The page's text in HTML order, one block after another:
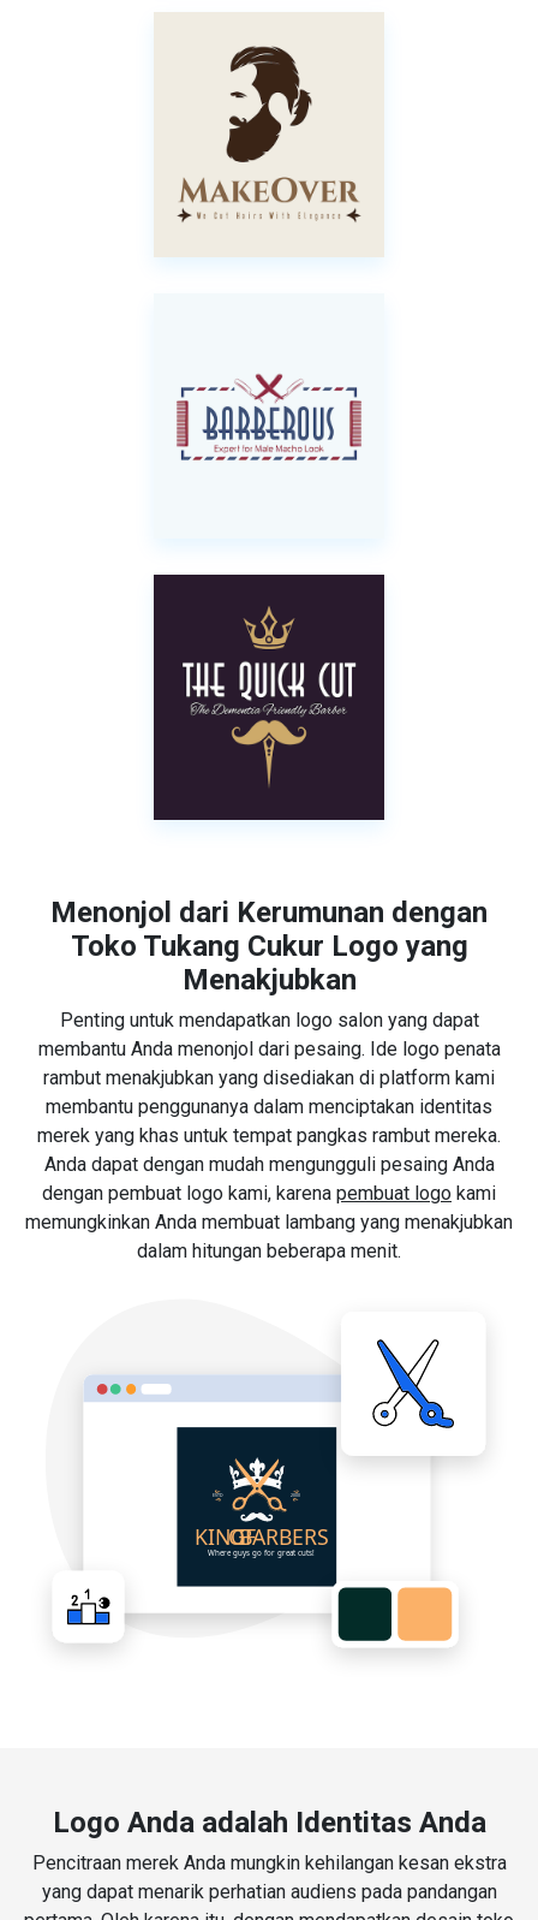
Menonjol dari Kerumunan dengan
Toko Tukang Cukur Logo yang
Menakjubkan
Penting untuk mendapatkan logo salon yang dapat
membantu Anda menonjol dari pesaing. Ide logo penata
rambut menakjubkan yang disediakan di platform kami
membantu penggunanya dalam menciptakan identitas
merek yang khas untuk tempat pangkas rambut mereka.
Anda dapat dengan mudah mengungguli pesaing Anda
dengan pembuat logo kami, karena pembuat logo kami
memungkinkan Anda membuat lambang yang menakjubkan
dalam hitungan beberapa menit.
Logo Anda adalah Identitas Anda
Pencitraan merek Anda mungkin kehilangan kesan ekstra
yang dapat menarik perhatian audiens pada pandangan